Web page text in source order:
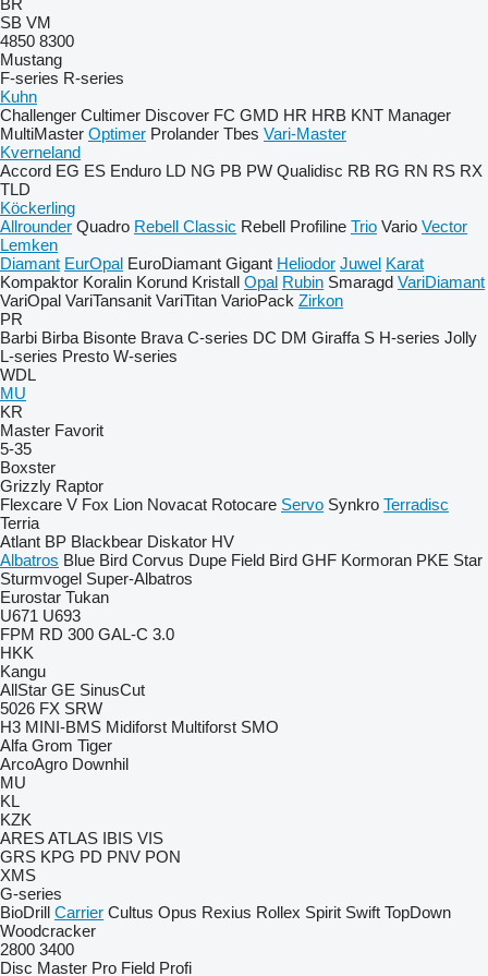
BR
SB VM
4850 8300
Mustang
F-series R-series
Kuhn
Challenger Cultimer Discover FC GMD HR HRB KNT Manager
MultiMaster Optimer Prolander Tbes Vari-Master
Kverneland
Accord EG ES Enduro LD NG PB PW Qualidisc RB RG RN RS RX
TLD
Köckerling
Allrounder Quadro Rebell Classic Rebell Profiline Trio Vario Vector
Lemken
Diamant EurOpal EuroDiamant Gigant Heliodor Juwel Karat
Kompaktor Koralin Korund Kristall Opal Rubin Smaragd VariDiamant
VariOpal VariTansanit VariTitan VarioPack Zirkon
PR
Barbi Birba Bisonte Brava C-series DC DM Giraffa S H-series Jolly
L-series Presto W-series
WDL
MU
KR
Master Favorit
5-35
Boxster
Grizzly Raptor
Flexcare V Fox Lion Novacat Rotocare Servo Synkro Terradisc
Terria
Atlant BP Blackbear Diskator HV
Albatros Blue Bird Corvus Dupe Field Bird GHF Kormoran PKE Star
Sturmvogel Super-Albatros
Eurostar Tukan
U671 U693
FPM RD 300 GAL-C 3.0
HKK
Kangu
AllStar GE SinusCut
5026 FX SRW
H3 MINI-BMS Midiforst Multiforst SMO
Alfa Grom Tiger
ArcoAgro Downhil
MU
KL
KZK
ARESATLAS IBIS VIS
GRS KPG PD PNV PON
XMS
G-series
BioDrill Carrier Cultus Opus Rexius Rollex Spirit Swift TopDown
Woodcracker
2800 3400
Disc Master Pro Field Profi